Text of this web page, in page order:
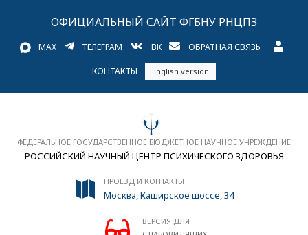
ОФИЦИАЛЬНЫЙ САЙТ ФГБНУ РНЦПЗ
MAX ТЕЛЕГРАМ ВК ОБРАТНАЯ СВЯЗЬ
КОНТАКТЫ English version
ФЕДЕРАЛЬНОЕ ГОСУДАРСТВЕННОЕ БЮДЖЕТНОЕ НАУЧНОЕ УЧРЕЖДЕНИЕ
РОССИЙСКИЙ НАУЧНЫЙ ЦЕНТР ПСИХИЧЕСКОГО ЗДОРОВЬЯ
ПРОЕЗД И КОНТАКТЫ
Москва, Каширское шоссе, 34
ВЕРСИЯ ДЛЯ